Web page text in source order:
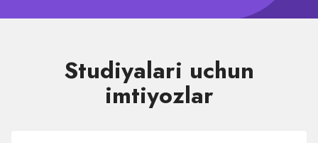
Studiyalari uchun
imtiyozlar